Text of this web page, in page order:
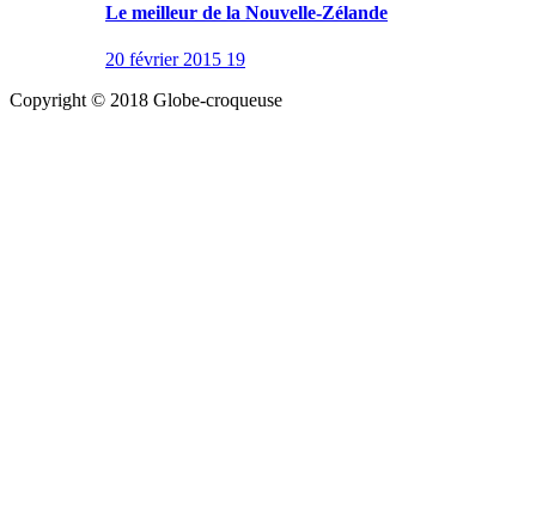
Le meilleur de la Nouvelle-Zélande
20 février 2015 19
Copyright © 2018 Globe-croqueuse